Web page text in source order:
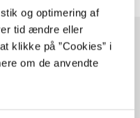
og optimering af
tid ændre eller
klikke på ”Cookies” i
om de anvendte